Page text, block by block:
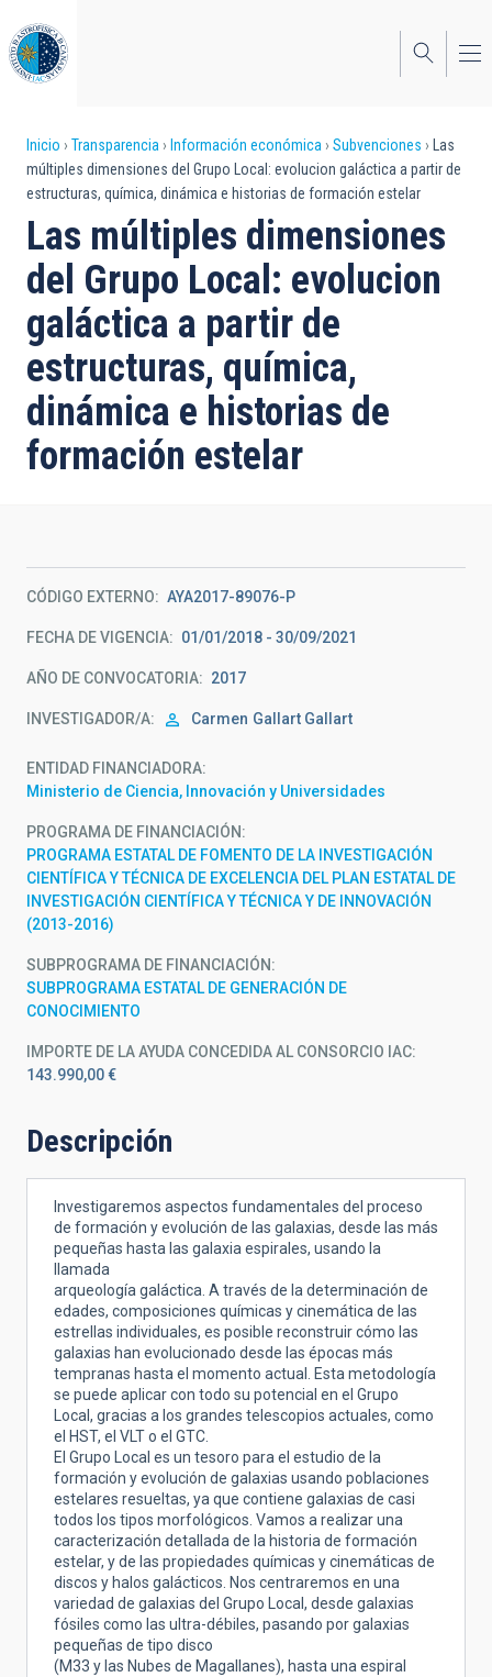
al
contenido
principal
Sobrescribir
enlaces
de
ayuda
a
la
navegación
Inicio Transparencia Información económica Subvenciones
Las
múltiples dimensiones del Grupo Local: evolucion galáctica a partir de
estructuras, química, dinámica e historias de formación estelar
Las múltiples dimensiones
del Grupo Local: evolucion
galáctica a partir de
estructuras, química,
dinámica e historias de
formación estelar
CÓDIGO EXTERNO AYA2017-89076-P
FECHA DE VIGENCIA 01/01/2018 - 30/09/2021
AÑO DE CONVOCATORIA 2017
INVESTIGADOR/A Carmen Gallart Gallart
ENTIDAD FINANCIADORA
Ministerio de Ciencia, Innovación y Universidades
PROGRAMA DE FINANCIACIÓN
PROGRAMA ESTATAL DE FOMENTO DE LA INVESTIGACIÓN
CIENTÍFICA Y TÉCNICA DE EXCELENCIA DEL PLAN ESTATAL DE
INVESTIGACIÓN CIENTÍFICA Y TÉCNICA Y DE INNOVACIÓN
(2013-2016)
SUBPROGRAMA DE FINANCIACIÓN
SUBPROGRAMA ESTATAL DE GENERACIÓN DE
CONOCIMIENTO
IMPORTE DE LA AYUDA CONCEDIDA AL CONSORCIO IAC
143.990,00 €
Descripción
Investigaremos aspectos fundamentales del proceso
de formación y evolución de las galaxias, desde las más
pequeñas hasta las galaxia espirales, usando la
llamada
arqueología galáctica. A través de la determinación de
edades, composiciones químicas y cinemática de las
estrellas individuales, es posible reconstruir cómo las
galaxias han evolucionado desde las épocas más
tempranas hasta el momento actual. Esta metodología
se puede aplicar con todo su potencial en el Grupo
Local, gracias a los grandes telescopios actuales, como
el HST, el VLT o el GTC.
El Grupo Local es un tesoro para el estudio de la
formación y evolución de galaxias usando poblaciones
estelares resueltas, ya que contiene galaxias de casi
todos los tipos morfológicos. Vamos a realizar una
caracterización detallada de la historia de formación
estelar, y de las propiedades químicas y cinemáticas de
discos y halos galácticos. Nos centraremos en una
variedad de galaxias del Grupo Local, desde galaxias
fósiles como las ultra-débiles, pasando por galaxias
pequeñas de tipo disco
(M33 y las Nubes de Magallanes), hasta una espiral